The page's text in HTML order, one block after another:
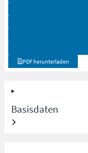
PDF herunterladen
Basisdaten